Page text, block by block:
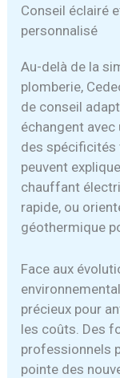
Conseil éclairé
personnalisé
Au-delà de la
plomberie,
de conseil
échangent
des spécificités
peuvent
chauffant
rapide, ou
géothermique
Face aux
précieux pour
les coûts. Des
professionnels
pointe des